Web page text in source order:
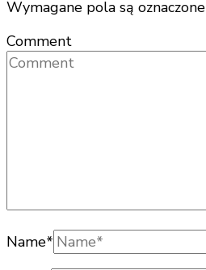
Wymagane pola są oznaczone
Comment
Name*